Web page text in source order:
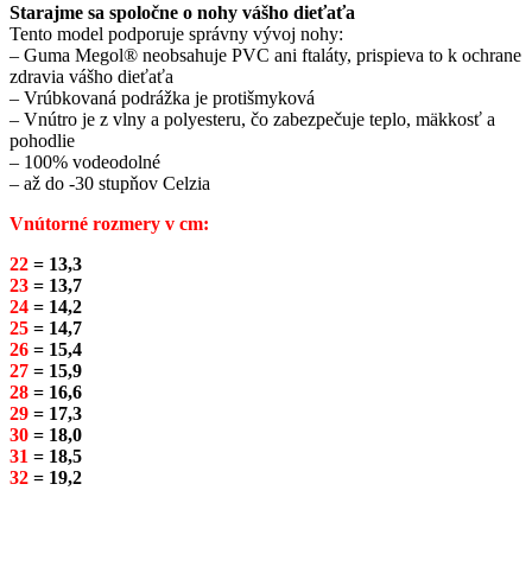
Starajme sa spoločne o nohy vášho dieťaťa
Tento model podporuje správny vývoj nohy:
– Guma Megol® neobsahuje PVC ani ftaláty, prispieva to k ochrane
zdravia vášho dieťaťa
– Vrúbkovaná podrážka je protišmyková
– Vnútro je z vlny a polyesteru, čo zabezpečuje teplo, mäkkosť a
pohodlie
– 100% vodeodolné
– až do -30 stupňov Celzia
Vnútorné rozmery v cm:
22 = 13,3
23 = 13,7
24 = 14,2
25 = 14,7
26 = 15,4
27 = 15,9
28 = 16,6
29 = 17,3
30 = 18,0
31 = 18,5
32 = 19,2